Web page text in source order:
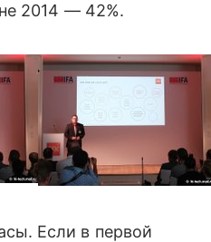
2014 — 42%.
Если в первой